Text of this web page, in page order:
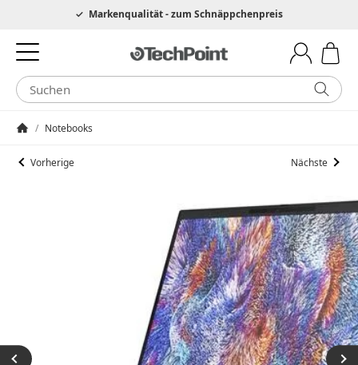
Hotline 0049 6205 3079975Markenqualität - zum Schnäppchenpreis
/ Notebooks
Vorherige Nächste